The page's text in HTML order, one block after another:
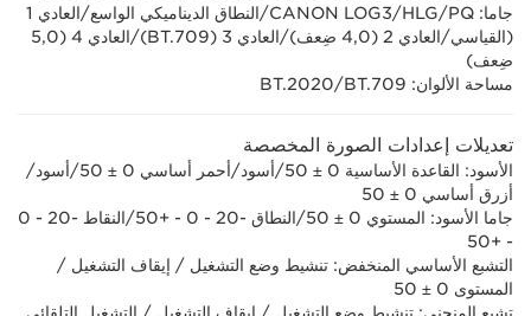
جاما: PQ‏/HLG‏/CANON LOG3‏/النطاق الديناميكي الواسع/العادي 1
(القياسي/العادي 2 (4,0 ضِعف)/العادي 3 (BT.709)‏/العادي 4 (5,0
ضِعف)
مساحة الألوان: BT.2020/BT.709
تعديلات إعدادات الصورة المخصصة
الأسود: القاعدة الأساسية 0 ± 50/أسود/أحمر أساسي 0 ± 50/أسود/
أزرق أساسي 0 ± 50
جاما الأسود: المستوي 0 ± 50/النطاق -20 - 0 - +50/النقاط -20 - 0
- +50
التشبع الأساسي المنخفض: تنشيط وضع التشغيل / إيقاف التشغيل /
المستوى 0 ± 50